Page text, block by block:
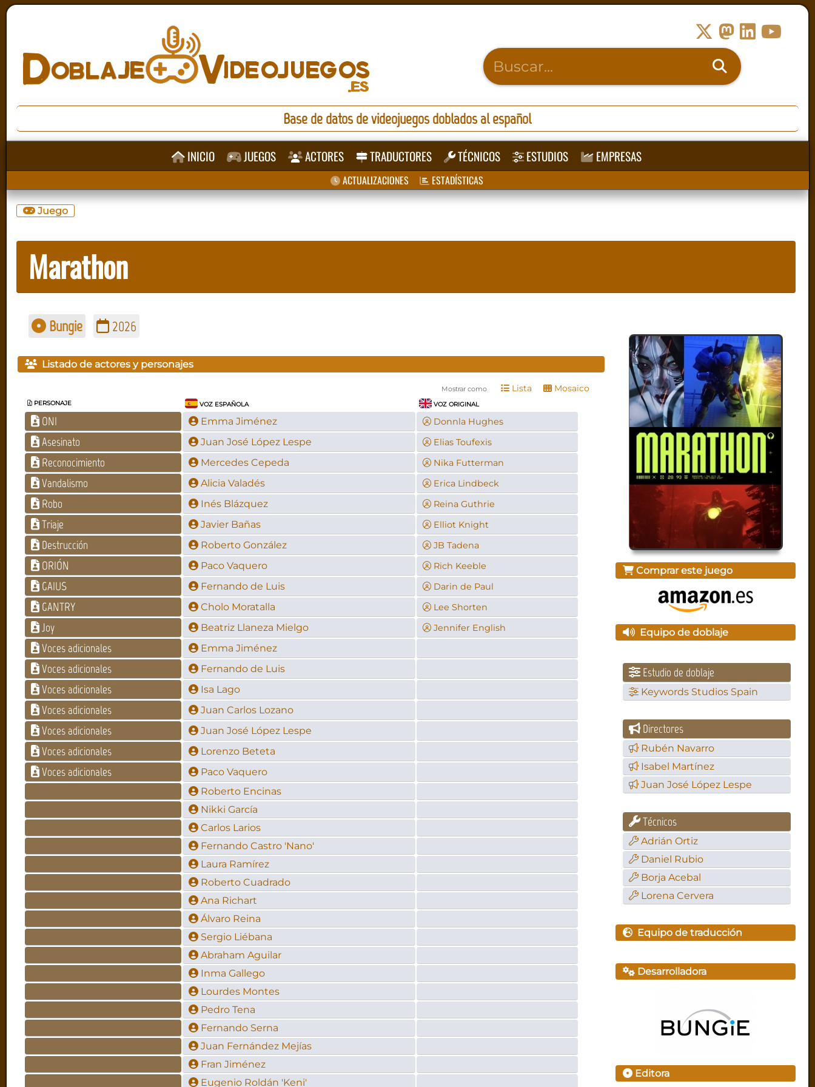
Base de datos de videojuegos doblados al español
INICIO JUEGOS ACTORES TRADUCTORES TÉCNICOS ESTUDIOS EMPRESAS
ACTUALIZACIONES ESTADÍSTICAS
Juego
Marathon
Bungie 2026
Listado de actores y personajes
Mostrar como Lista Mosaico
PERSONAJE VOZ ESPAÑOLA VOZ ORIGINAL
ONI Emma Jiménez Donnla Hughes
Asesinato Juan José López Lespe Elias Toufexis
Reconocimiento Mercedes Cepeda Nika Futterman
Vandalismo Alicia Valadés Erica Lindbeck
Robo Inés Blázquez Reina Guthrie
Triaje Javier Bañas Elliot Knight
Destrucción Roberto González JB Tadena
ORIÓN Paco Vaquero Rich Keeble
GAIUS Fernando de Luis Darin de Paul
GANTRY Cholo Moratalla Lee Shorten
Joy Beatriz Llaneza Mielgo Jennifer English
Voces adicionales Emma Jiménez
Voces adicionales Fernando de Luis
Voces adicionales Isa Lago
Voces adicionales Juan Carlos Lozano
Voces adicionales Juan José López Lespe
Voces adicionales Lorenzo Beteta
Voces adicionales
Paco Vaquero
Roberto Encinas
Nikki García
Carlos Larios
Fernando Castro 'Nano'
Laura Ramírez
Roberto Cuadrado
Ana Richart
Álvaro Reina
Sergio Liébana
Abraham Aguilar
Inma Gallego
Lourdes Montes
Pedro Tena
Fernando Serna
Juan Fernández Mejías
Fran Jiménez
Eugenio Roldán 'Keni'
Comprar este juego
Equipo de doblaje
Estudio de doblaje
Keywords Studios Spain
Directores
Rubén Navarro
Isabel Martínez
Juan José López Lespe
Técnicos
Adrián Ortiz
Daniel Rubio
Borja Acebal
Lorena Cervera
Equipo de traducción
Desarrolladora
Editora